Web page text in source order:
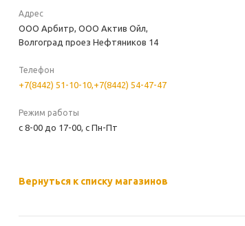
Адрес
ООО Арбитр, ООО Актив Ойл,
Волгоград проез Нефтяников 14
Телефон
+7(8442) 51-10-10,+7(8442) 54-47-47
Режим работы
с 8-00 до 17-00, с Пн-Пт
Вернуться к списку магазинов